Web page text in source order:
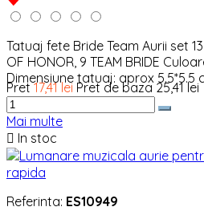
Tatuaj fete Bride Team Aurii set 13
OF HONOR, 9 TEAM BRIDE
Dimensiune tatuaj: aprox 5.5*5.5
Pret 17,41 lei Pret de baza 25,41 lei
Mai multe
 In stoc
rapida
Referinta: ES10949